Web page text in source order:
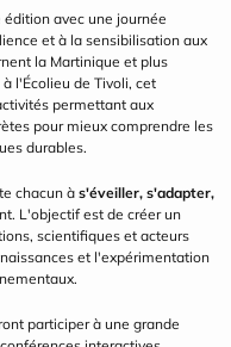
avec une journée
et à la sensibilisation aux
la Martinique et plus
l'Écolieu de Tivoli, cet
permettant aux
pour mieux comprendre les
durables.
chacun à s'éveiller, s'adapter,
L'objectif est de créer un
scientifiques et acteurs
et l'expérimentation
participer à une grande